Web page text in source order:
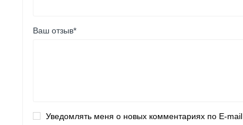
Ваш отзыв*
Уведомлять меня о новых комментариях по E-mail